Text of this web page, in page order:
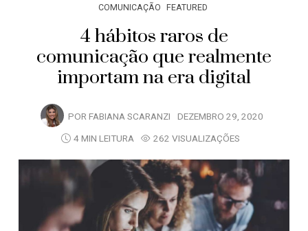
COMUNICAÇÃO FEATURED
4 hábitos raros de
comunicação que realmente
importam na era digital
POR FABIANA SCARANZI DEZEMBRO 29, 2020
4 MIN LEITURA
262 VISUALIZAÇÕES